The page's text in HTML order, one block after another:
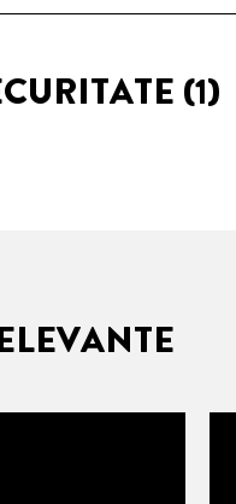
(1)